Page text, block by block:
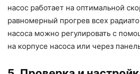
насос работает на оптимальной
равномерный прогрев всех
насоса можно регулировать с
на корпусе насоса или через